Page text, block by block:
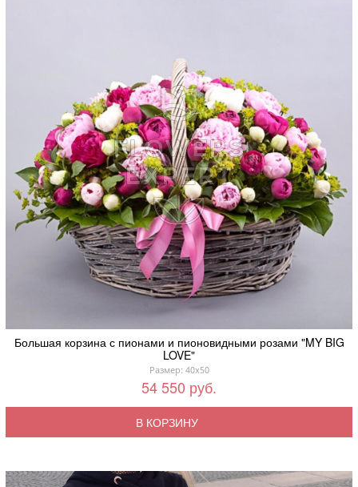
Большая корзина с пионами и пионовидными розами "MY BIG
LOVE"
Размер: 40x50
54 550 руб.
В КОРЗИНУ